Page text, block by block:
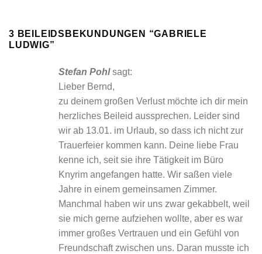
3 BEILEIDSBEKUNDUNGEN “GABRIELE
LUDWIG”
Stefan Pohl sagt:
Lieber Bernd,
zu deinem großen Verlust möchte ich dir mein
herzliches Beileid aussprechen. Leider sind
wir ab 13.01. im Urlaub, so dass ich nicht zur
Trauerfeier kommen kann. Deine liebe Frau
kenne ich, seit sie ihre Tätigkeit im Büro
Knyrim angefangen hatte. Wir saßen viele
Jahre in einem gemeinsamen Zimmer.
Manchmal haben wir uns zwar gekabbelt, weil
sie mich gerne aufziehen wollte, aber es war
immer großes Vertrauen und ein Gefühl von
Freundschaft zwischen uns. Daran musste ich